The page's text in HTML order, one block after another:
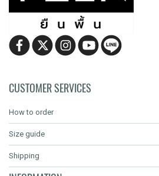
CUSTOMER SERVICES
How to order
Size guide
Shipping